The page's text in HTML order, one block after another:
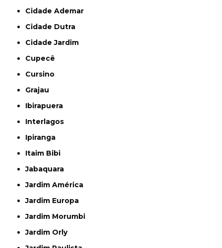
Cidade Ademar
Cidade Dutra
Cidade Jardim
Cupecê
Cursino
Grajau
Ibirapuera
Interlagos
Ipiranga
Itaim Bibi
Jabaquara
Jardim América
Jardim Europa
Jardim Morumbi
Jardim Orly